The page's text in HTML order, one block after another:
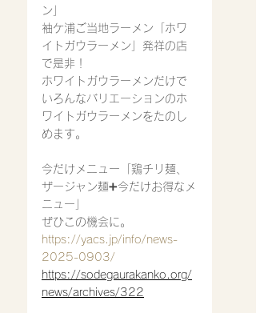
ン」
袖ケ浦ご当地ラーメン「ホワ
イトガウラーメン」発祥の店
で是非！
ホワイトガウラーメンだけで
いろんなバリエーションのホ
ワイトガウラーメンをたのし
めます。
今だけメニュー「鶏チリ麺、
ザージャン麺➕今だけお得なメ
ニュー」
ぜひこの機会に。
https://yacs.jp/info/news-
2025-0903/
https://sodegaurakanko.org/
news/archives/322